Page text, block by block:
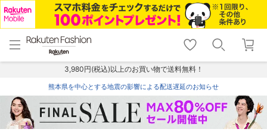
menu home
トップ
shopping_cart lock_outline
ログイン
3,980円(税込)以上のお買い物で送料無料！
熊本県を中心とする地震の影響による配送遅延のお知らせ